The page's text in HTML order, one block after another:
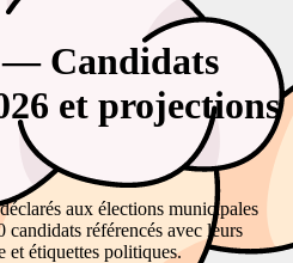
Candidats
et projections
aux élections municipales
référencés avec leurs
et étiquettes politiques.